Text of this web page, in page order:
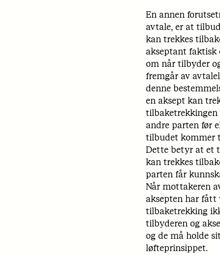
En annen
avtale, er at
kan trekkes
akseptant faktisk
om når tilbyder
fremgår av
denne
en aksept kan
andre parten før
tilbudet kommer
Dette betyr at et
kan trekkes
parten får
Når mottakeren
aksepten har fått
tilbaketrekking
tilbyderen og
og de må holde
løfteprinsippet.